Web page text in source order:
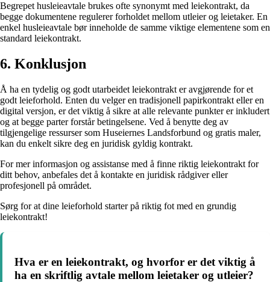
Begrepet husleieavtale brukes ofte synonymt med leiekontrakt, da
begge dokumentene regulerer forholdet mellom utleier og leietaker. En
enkel husleieavtale bør inneholde de samme viktige elementene som en
standard leiekontrakt.
6. Konklusjon
Å ha en tydelig og godt utarbeidet leiekontrakt er avgjørende for et
godt leieforhold. Enten du velger en tradisjonell papirkontrakt eller en
digital versjon, er det viktig å sikre at alle relevante punkter er inkludert
og at begge parter forstår betingelsene. Ved å benytte deg av
tilgjengelige ressurser som Huseiernes Landsforbund og gratis maler,
kan du enkelt sikre deg en juridisk gyldig kontrakt.
For mer informasjon og assistanse med å finne riktig leiekontrakt for
ditt behov, anbefales det å kontakte en juridisk rådgiver eller
profesjonell på området.
Sørg for at dine leieforhold starter på riktig fot med en grundig
leiekontrakt!
Hva er en leiekontrakt, og hvorfor er det viktig å
ha en skriftlig avtale mellom leietaker og utleier?